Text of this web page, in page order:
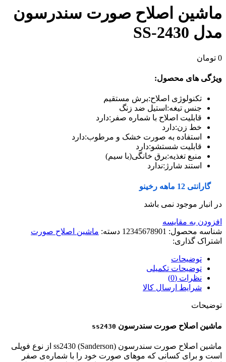
ماشین اصلاح صورت سندرسون
مدل SS-2430
0 تومان
ویژگی های محصول:
تکنولوژی اصلاح:برش مستقیم
جنس تیغه:استیل ضد زنگ
قابلیت اصلاح با شماره صفر:دارد
خط زن:دارد
استفاده به صورت خشک و مرطوب:دارد
قابلیت شستشو:دارد
منبع تغذیه:برق خانگی(با سیم)
استند شارژ:ندارد
گارانتی 12 ماهه رخینو
در انبار موجود نمی باشد
افزودن به مقایسه
شناسه محصول: 12345678901 دسته: ماشین اصلاح صورت
اشتراک گذاری:
توضیحات
توضیحات تکمیلی
نظرات (0)
شرایط ارسال کالا
توضیحات
ماشین اصلاح صورت سندرسون ss2430
ماشین اصلاح صورت سندرسون ss2430 (Sanderson) از نوع فویلی
است و برای کسانی که موهای صورت خود را با شماره‌ی صفر